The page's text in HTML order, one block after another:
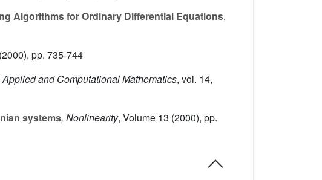
Algorithms for Ordinary Differential Equations,
(2000), pp. 735-744
and Computational Mathematics, vol. 14,
systems, Nonlinearity, Volume 13 (2000), pp.